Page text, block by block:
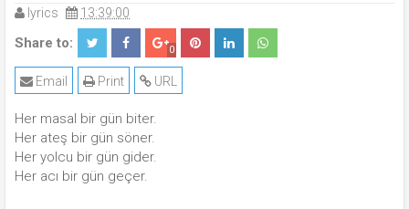
lyrics 13:39:00
Share to: 0
URL
Print
Email
Her masal bir gün biter.
Her ateş bir gün söner.
Her yolcu bir gün gider.
Her acı bir gün geçer.